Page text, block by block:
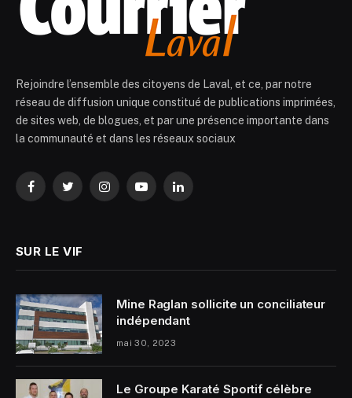
Rejoindre l’ensemble des citoyens de Laval, et ce, par notre
réseau de diffusion unique constitué de publications imprimées,
de sites web, de blogues, et par une présence importante dans
la communauté et dans les réseaux sociaux
FacebookTwitterInstagramYouTubeLinkedIn
SUR LE VIF
Mine Raglan sollicite un conciliateur
indépendant
mai 30, 2023
Le Groupe Karaté Sportif célèbre